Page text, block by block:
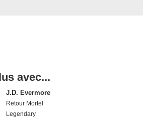
avec...
J.D. Evermore
Retour Mortel
Legendary